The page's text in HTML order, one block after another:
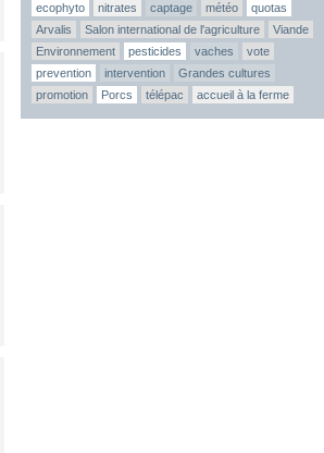
ecophyto
nitrates captage météo
quotas
Arvalis
Salon international de l'agriculture
Viande
Environnement
pesticides vaches
vote
prevention
intervention
Grandes cultures
promotion
Porcs télépac accueil à la ferme